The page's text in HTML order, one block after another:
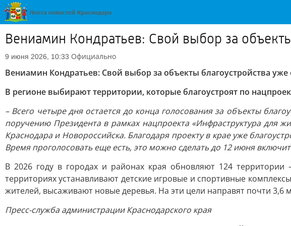
Вениамин Кондратьев: Свой выбор за
9 июня 2026, 10:33 Официально
Вениамин Кондратьев: Свой выбор за объекты благоустройства
В регионе выбирают территории, которые благоустроят по
– Всего четыре дня остается до конца голосования за объекты
поручению Президента в рамках нацпроекта «Инфраструктура для
Краснодара и Новороссийска. Благодаря проекту в крае уже
Время проголосовать еще есть, это можно сделать до 12 июня
В 2026 году в городах и районах края обновляют 124
территориях устанавливают детские игровые и спортивные
жителей, высаживают новые деревья. На эти цели направят почти 3,6
Пресс-служба администрации Краснодарского края